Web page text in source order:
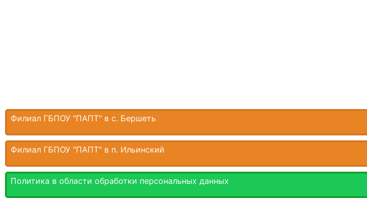
Филиал ГБПОУ "ПАПТ" в с. Бершеть
Филиал ГБПОУ "ПАПТ" в п. Ильинский
Политика в области обработки персональных данных